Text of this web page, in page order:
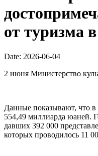
от туризма
Date: 2026-06-04
2 июня Министерство
Данные показывают, что в
554,49 миллиарда юаней.
давших 392 000
которых проводилось 11